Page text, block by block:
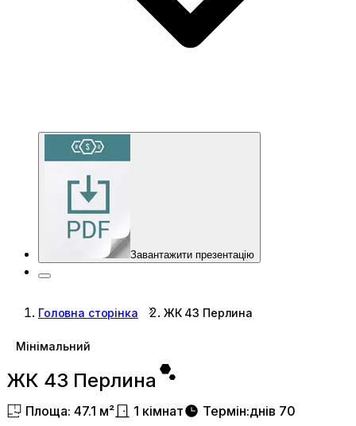
Завантажити презентацію
Головна сторінка ЖК 43 Перлина
Мінімальний
ЖК 43 Перлина
Площа: 47.1 м² 1 кімнат Термін:днів 70